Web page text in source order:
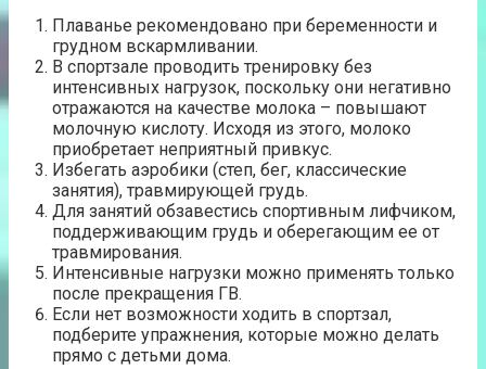
Плаванье рекомендовано при беременности и
грудном вскармливании.
В спортзале проводить тренировку без
интенсивных нагрузок, поскольку они негативно
отражаются на качестве молока – повышают
молочную кислоту. Исходя из этого, молоко
приобретает неприятный привкус.
Избегать аэробики (степ, бег, классические
занятия), травмирующей грудь.
Для занятий обзавестись спортивным лифчиком,
поддерживающим грудь и оберегающим ее от
травмирования.
Интенсивные нагрузки можно применять только
после прекращения ГВ.
Если нет возможности ходить в спортзал,
подберите упражнения, которые можно делать
прямо с детьми дома.